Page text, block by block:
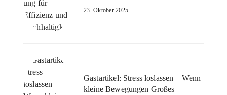
23. Oktober 2025
Gastartikel: Stress loslassen – Wenn
kleine Bewegungen Großes